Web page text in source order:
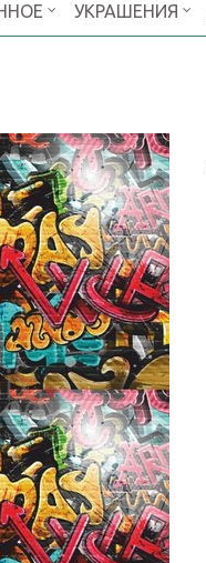
УКРАШЕНИЯ